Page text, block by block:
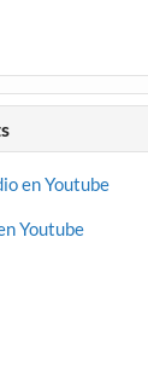
en Youtube
Youtube